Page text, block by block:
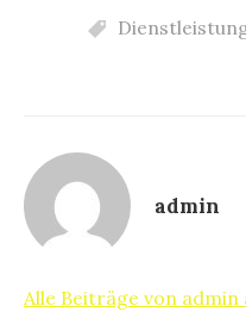
admin
Alle Beiträge von admin